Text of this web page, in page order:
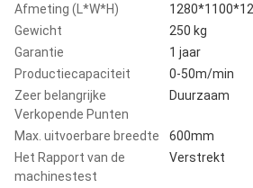
Afmeting (L*W*H)
Gewicht
250 kg
Garantie
1 jaar
Productiecapaciteit
0-50m/min
Zeer belangrijke
Verkopende Punten
Duurzaam
Max. uitvoerbare breedte
600mm
Het Rapport van de
machinestest
Verstrekt